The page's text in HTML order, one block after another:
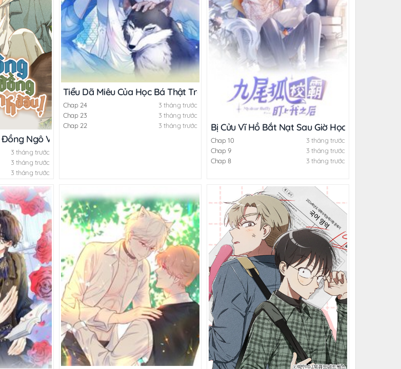
Ngô Với Anh Đâu!
3 tháng trước
3 tháng trước
3 tháng trước
Tiểu Dã Miêu Của Học Bá Thật Trêu Người
Chap 24
3 tháng trước
Chap 23
3 tháng trước
Chap 22
3 tháng trước Bị Cửu Vĩ Hồ Bắt Nạt Sau Giờ Học
Chap 10
3 tháng trước
Chap 9
3 tháng trước
Chap 8
3 tháng trước